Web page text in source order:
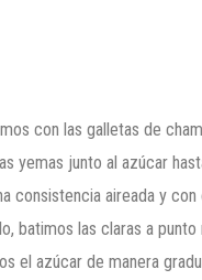
con las galletas de
yemas junto al azúcar
consistencia aireada y con
batimos las claras a punto
el azúcar de manera